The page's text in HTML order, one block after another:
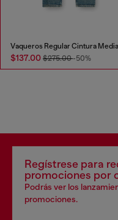
$137.00 $275.00-50%
Regístrese para
promociones por
Podrás ver los
promociones.